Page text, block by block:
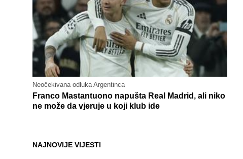
Neočekivana odluka Argentinca
Franco Mastantuono napušta Real Madrid, ali niko
ne može da vjeruje u koji klub ide
NAJNOVIJE VIJESTI